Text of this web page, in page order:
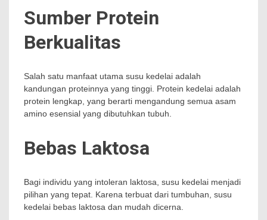
Sumber Protein
Berkualitas
Salah satu manfaat utama susu kedelai adalah
kandungan proteinnya yang tinggi. Protein kedelai adalah
protein lengkap, yang berarti mengandung semua asam
amino esensial yang dibutuhkan tubuh.
Bebas Laktosa
Bagi individu yang intoleran laktosa, susu kedelai menjadi
pilihan yang tepat. Karena terbuat dari tumbuhan, susu
kedelai bebas laktosa dan mudah dicerna.